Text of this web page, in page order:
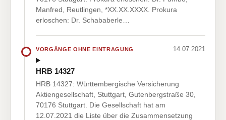
Manfred, Reutlingen, *XX.XX.XXXX. Prokura
erloschen: Dr. Schababerle…
VORGÄNGE OHNE EINTRAGUNG 14.07.2021
HRB 14327
HRB 14327: Württembergische Versicherung
Aktiengesellschaft, Stuttgart, Gutenbergstraße 30,
70176 Stuttgart. Die Gesellschaft hat am
12.07.2021 die Liste über die Zusammensetzung